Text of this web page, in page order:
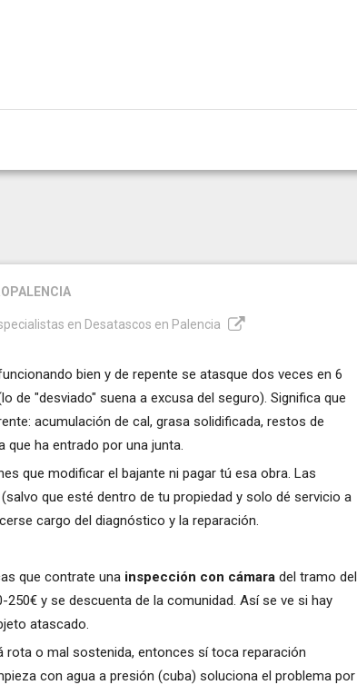
en Desatascos en Palencia
bien y de repente se atasque dos veces en 6
de "desviado" suena a excusa del seguro). Significa que
acumulación de cal, grasa solidificada, restos de
que ha entrado por una junta.
que modificar el bajante ni pagar tú esa obra. Las
que esté dentro de tu propiedad y solo dé servicio a
cargo del diagnóstico y la reparación.
que contrate una inspección con cámara del tramo del
y se descuenta de la comunidad. Así se ve si hay
atascado.
rota o mal sostenida, entonces sí toca reparación
con agua a presión (cuba) soluciona el problema por